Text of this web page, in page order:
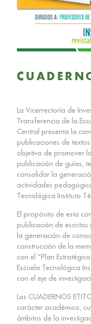
La Vicerrectoría de
Transferencia de la
Central presenta la
publicaciones de textos
objetivo de promover la
publicación de guías,
consolidar la
actividades
Tecnológica Instituto
El propósito de esta
publicación de
la generación de
construcción de la
con el “Plan
Escuela Tecnológica
con el eje de
Los CUADERNOS
carácter académico,
ámbitos de la